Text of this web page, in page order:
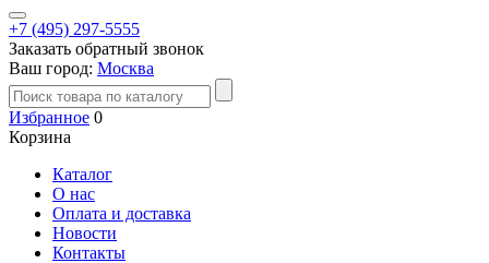
+7 (495) 297-5555
Заказать обратный звонок
Ваш город: Москва
Избранное 0
Корзина
Каталог
О нас
Оплата и доставка
Новости
Контакты